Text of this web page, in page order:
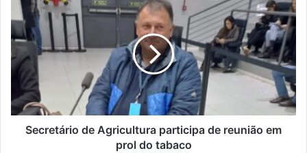
Secretário de Agricultura participa de reunião em
prol do tabaco